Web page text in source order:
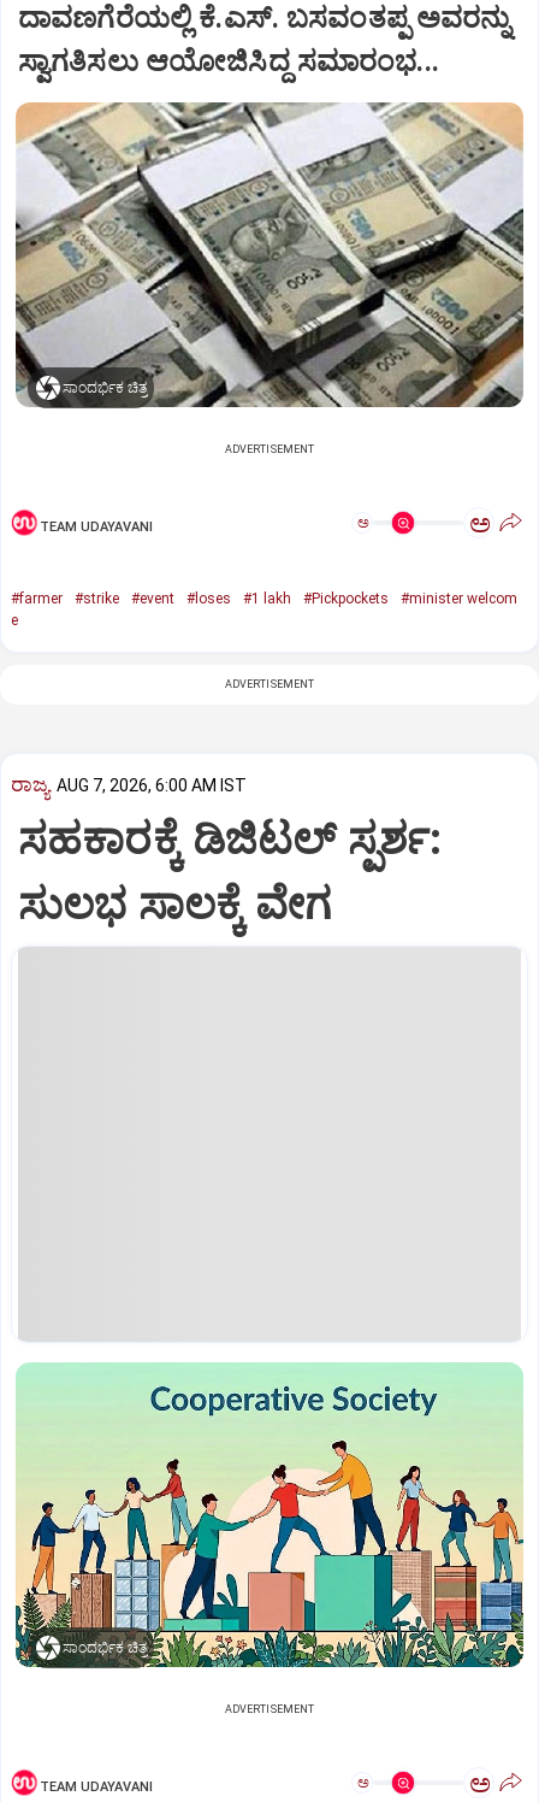
ದಾವಣಗೆರೆಯಲ್ಲಿ ಕೆ.ಎಸ್. ಬಸವಂತಪ್ಪ ಅವರನ್ನು
ಸ್ವಾಗತಿಸಲು ಆಯೋಜಿಸಿದ್ದ ಸಮಾರಂಭ...
ಸಾಂದರ್ಭಿಕ ಚಿತ್ರ
ADVERTISEMENT
TEAM UDAYAVANI ಅ ಅ
#farmer #strike #event #loses #1 lakh #Pickpockets
#minister welcom
e
ADVERTISEMENT
ರಾಜ್ಯ AUG 7, 2026, 6:00 AM IST
ಸಹಕಾರಕ್ಕೆ ಡಿಜಿಟಲ್‌ ಸ್ಪರ್ಶ:
ಸುಲಭ ಸಾಲಕ್ಕೆ ವೇಗ
ಸಾಂದರ್ಭಿಕ ಚಿತ್ರ
ADVERTISEMENT
TEAM UDAYAVANI ಅ ಅ